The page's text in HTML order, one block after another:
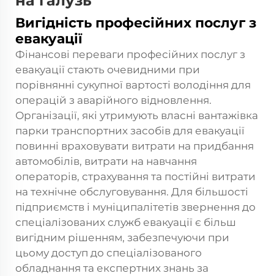
Вигідність професійних послуг з
евакуації
Фінансові переваги професійних послуг з
евакуації стають очевидними при
порівнянні сукупної вартості володіння для
операцій з аварійного відновлення.
Організації, які утримують власні вантажівка
парки транспортних засобів для евакуації
повинні враховувати витрати на придбання
автомобілів, витрати на навчання
операторів, страхування та постійні витрати
на технічне обслуговування. Для більшості
підприємств і муніципалітетів звернення до
спеціалізованих служб евакуації є більш
вигідним рішенням, забезпечуючи при
цьому доступ до спеціалізованого
обладнання та експертних знань за